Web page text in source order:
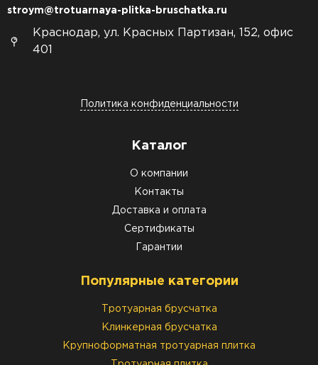
stroym@trotuarnaya-plitka-bruschatka.ru
Краснодар, ул. Красных Партизан, 152, офис
401
Политика конфиденциальности
Каталог
О компании
Контакты
Доставка и оплата
Сертификаты
Гарантии
Популярные категории
Тротуарная брусчатка
Клинкерная брусчатка
Крупноформатная тротуарная плитка